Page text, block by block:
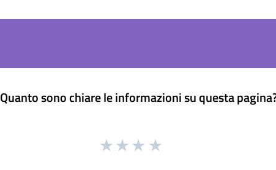
Quanto sono chiare le informazioni su questa